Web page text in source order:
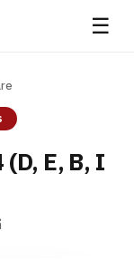
☰
E, B, I